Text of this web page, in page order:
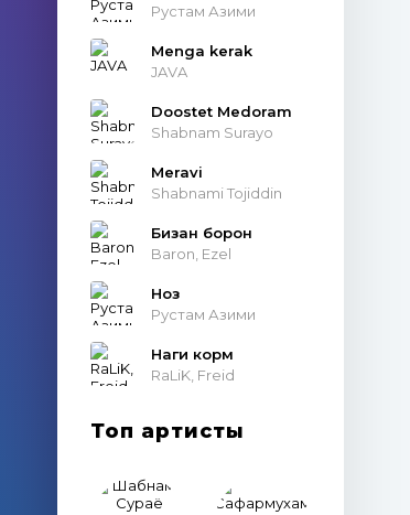
Рустам Азими
Menga kerak
JAVA
Doostet Medoram
Shabnam Surayo
Meravi
Shabnami Tojiddin
Бизан борон
Baron, Ezel
Ноз
Рустам Азими
Наги корм
RaLiK, Freid
Топ артисты